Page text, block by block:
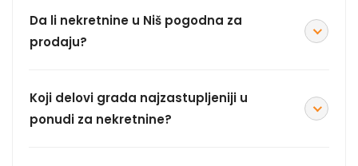
Da li nekretnine u Niš pogodna za
prodaju?
Koji delovi grada najzastupljeniji u
ponudi za nekretnine?